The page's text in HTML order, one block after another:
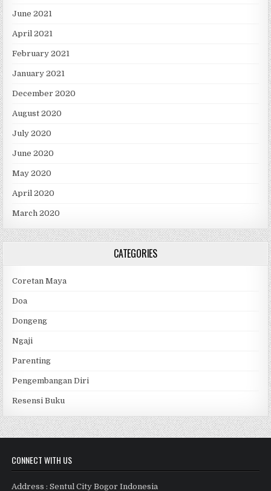
June 2021
April 2021
February 2021
January 2021
December 2020
August 2020
July 2020
June 2020
May 2020
April 2020
March 2020
CATEGORIES
Coretan Maya
Doa
Dongeng
Ngaji
Parenting
Pengembangan Diri
Resensi Buku
CONNECT WITH US
Address : Sentul City Bogor Indonesia